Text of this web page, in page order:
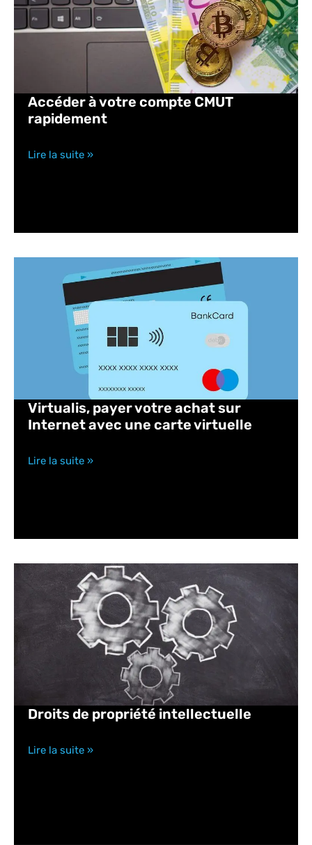
Accéder à votre compte CMUT
rapidement
Lire la suite »
Virtualis, payer votre achat sur
Internet avec une carte virtuelle
Lire la suite »
Droits de propriété intellectuelle
Lire la suite »